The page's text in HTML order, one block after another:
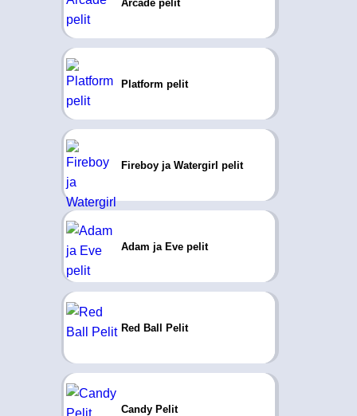
Arcade pelit
Platform pelit
Fireboy ja Watergirl pelit
Adam ja Eve pelit
Red Ball Pelit
Candy Pelit